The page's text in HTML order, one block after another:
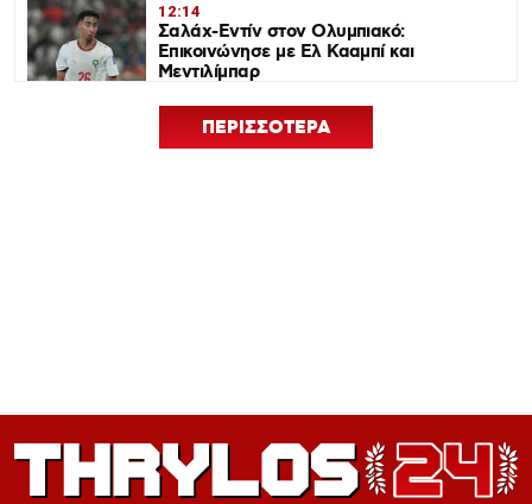
12:14
Σαλάχ-Εντίν στον Ολυμπιακό:
Επικοινώνησε με Ελ Κααμπί και
Μεντιλίμπαρ
Ολυμπιακός: Ρεκόρ πώλησης Αντρέ
ΠΕΡΙΣΣΟΤΕΡΑ